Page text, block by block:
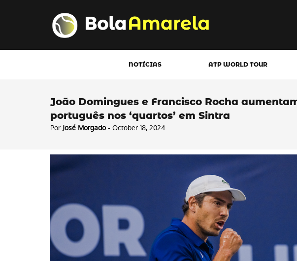
NOTÍCIAS ATP WORLD TOUR
João Domingues e Francisco Rocha
português nos ‘quartos’ em Sintra
PorJosé Morgado- October 18, 2024